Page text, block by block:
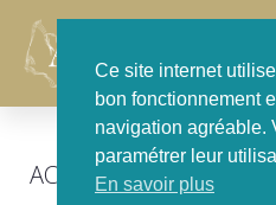
ACTU GÉNÉRALE,
Ce site internet
bon fonctionnement
navigation agréable.
paramétrer leur
En savoir plus